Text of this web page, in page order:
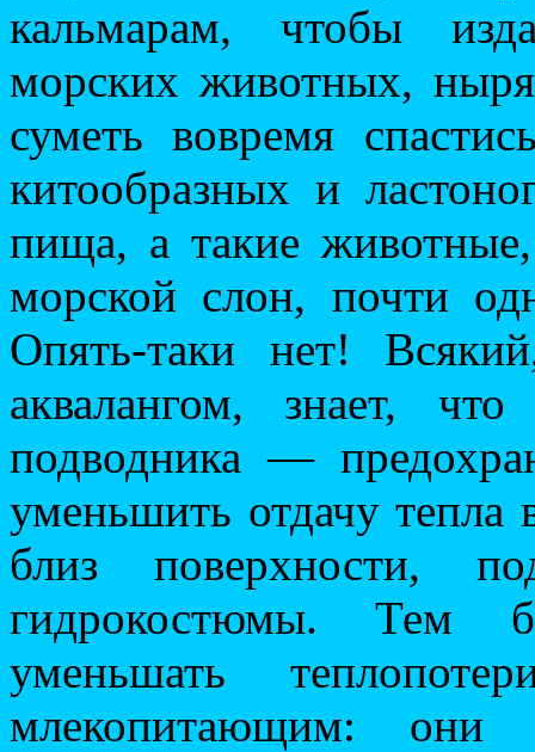
кальмарам, чтобы
морских животных,
суметь вовремя
китообразных и
пища, а такие
морской слон, почти
Опять-таки нет!
аквалангом, знает,
подводника —
уменьшить отдачу тепла
близ поверхности,
гидрокостюмы. Тем
уменьшать
млекопитающим: они